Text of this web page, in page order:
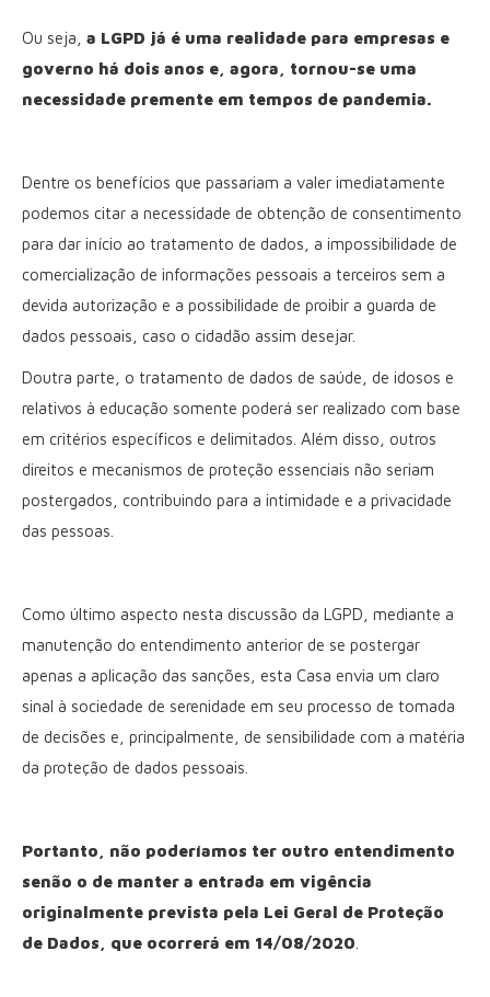
Ou seja, a LGPD já é uma realidade para empresas e
governo há dois anos e, agora, tornou-se uma
necessidade premente em tempos de pandemia.
Dentre os benefícios que passariam a valer imediatamente
podemos citar a necessidade de obtenção de consentimento
para dar início ao tratamento de dados, a impossibilidade de
comercialização de informações pessoais a terceiros sem a
devida autorização e a possibilidade de proibir a guarda de
dados pessoais, caso o cidadão assim desejar.
Doutra parte, o tratamento de dados de saúde, de idosos e
relativos à educação somente poderá ser realizado com base
em critérios específicos e delimitados. Além disso, outros
direitos e mecanismos de proteção essenciais não seriam
postergados, contribuindo para a intimidade e a privacidade
das pessoas.
Como último aspecto nesta discussão da LGPD, mediante a
manutenção do entendimento anterior de se postergar
apenas a aplicação das sanções, esta Casa envia um claro
sinal à sociedade de serenidade em seu processo de tomada
de decisões e, principalmente, de sensibilidade com a matéria
da proteção de dados pessoais.
Portanto, não poderíamos ter outro entendimento
senão o de manter a entrada em vigência
originalmente prevista pela Lei Geral de Proteção
de Dados, que ocorrerá em 14/08/2020